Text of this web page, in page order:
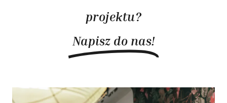
projektu?
Napisz do nas!